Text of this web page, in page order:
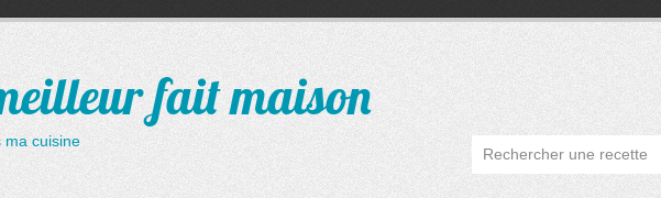
fait maison
ma cuisine